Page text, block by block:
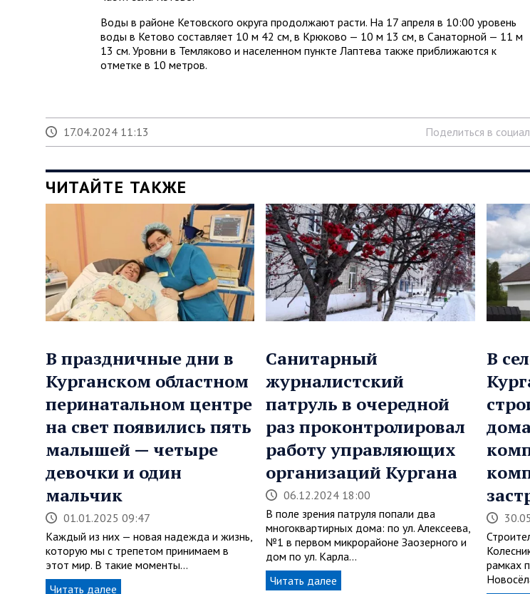
Воды в районе Кетовского округа продолжают расти. На 17 апреля в 10:00 уровень
воды в Кетово составляет 10 м 42 см, в Крюково — 10 м 13 см, в Санаторной — 11 м
13 см. Уровни в Темляково и населенном пункте Лаптева также приближаются к
отметке в 10 метров.
17.04.2024 11:13 Поделиться в
ЧИТАЙТЕ ТАКЖЕ
В праздничные дни в
Курганском областном
перинатальном центре
на свет появились пять
малышей — четыре
девочки и один
мальчик
01.01.2025 09:47
Каждый из них — новая надежда и жизнь,
которую мы с трепетом принимаем в
этот мир. В такие моменты…
Читать далее
Санитарный
журналистский
патруль в очередной
раз проконтролировал
работу управляющих
организаций Кургана
06.12.2024 18:00
В поле зрения патруля попали два
многоквартирных дома: по ул. Алексеева,
№1 в первом микрорайоне Заозерного и
дом по ул. Карла…
Читать далее
В
рамках